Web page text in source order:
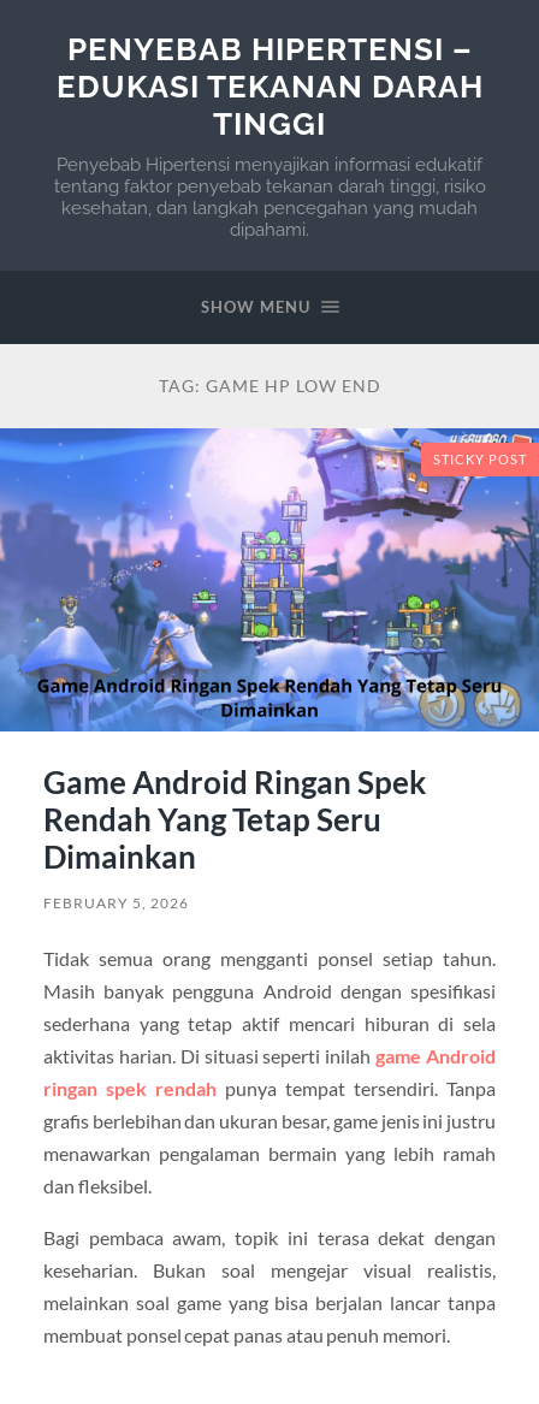
PENYEBAB HIPERTENSI –
EDUKASI TEKANAN DARAH
TINGGI
Penyebab Hipertensi menyajikan informasi edukatif
tentang faktor penyebab tekanan darah tinggi, risiko
kesehatan, dan langkah pencegahan yang mudah
dipahami.
SHOW MENU
TAG: GAME HP LOW END
STICKY POST
Game Android Ringan Spek
Rendah Yang Tetap Seru
Dimainkan
FEBRUARY 5, 2026
Tidak semua orang mengganti ponsel setiap tahun.
Masih banyak pengguna Android dengan spesifikasi
sederhana yang tetap aktif mencari hiburan di sela
aktivitas harian. Di situasi seperti inilahgame Android
ringan spek rendahpunya tempat tersendiri. Tanpa
grafis berlebihan dan ukuran besar, game jenis ini justru
menawarkan pengalaman bermain yang lebih ramah
dan fleksibel.
Bagi pembaca awam, topik ini terasa dekat dengan
keseharian. Bukan soal mengejar visual realistis,
melainkan soal game yang bisa berjalan lancar tanpa
membuat ponsel cepat panas atau penuh memori.